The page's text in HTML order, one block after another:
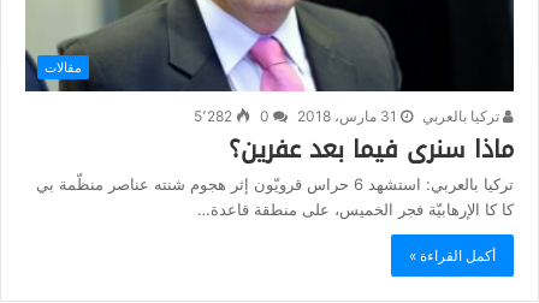
مقالات
تركيا بالعربي 31 مارس، 2018 5٬282
ماذا سنرى فيما بعد عفرين؟
تركيا بالعربي: استشهد 6 حراس قرويّون إثر هجوم شنته عناصر منظّمة بي
كا كا الإرهابيّة فجر الخميس، على منطقة قاعدة…
أكمل القراءة »